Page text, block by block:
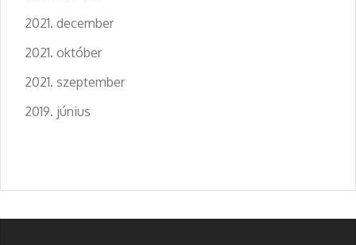
2021. december
2021. október
2021. szeptember
2019. június